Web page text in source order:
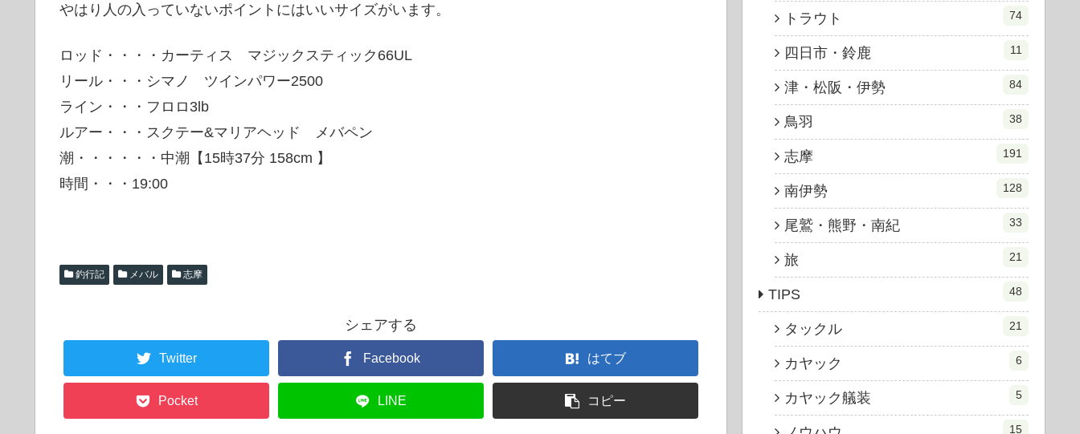
やはり人の入っていないポイントにはいいサイズがいます。
ロッド・・・・カーティス マジックスティック66UL
リール・・・シマノ ツインパワー2500
ライン・・・フロロ3lb
ルアー・・・スクテー&マリアヘッド メバペン
潮・・・・・・中潮【15時37分 158cm 】
時間・・・19:00
釣行記 メバル 志摩
シェアする
Twitter Facebook はてブ
Pocket LINE コピー
トラウト 74
四日市・鈴鹿 11
津・松阪・伊勢 84
鳥羽 38
志摩 191
南伊勢 128
尾鷲・熊野・南紀 33
旅 21
TIPS 48
タックル 21
カヤック 6
カヤック艤装 5
15